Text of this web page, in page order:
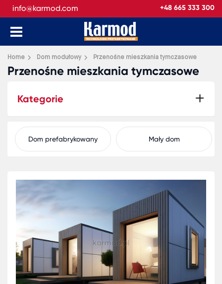
info@karmod.com +48 665 333 300
Home Dom modułowy Przenośne mieszkania tymczasowe
Przenośne mieszkania tymczasowe
Kategorie
Dom prefabrykowany Mały dom